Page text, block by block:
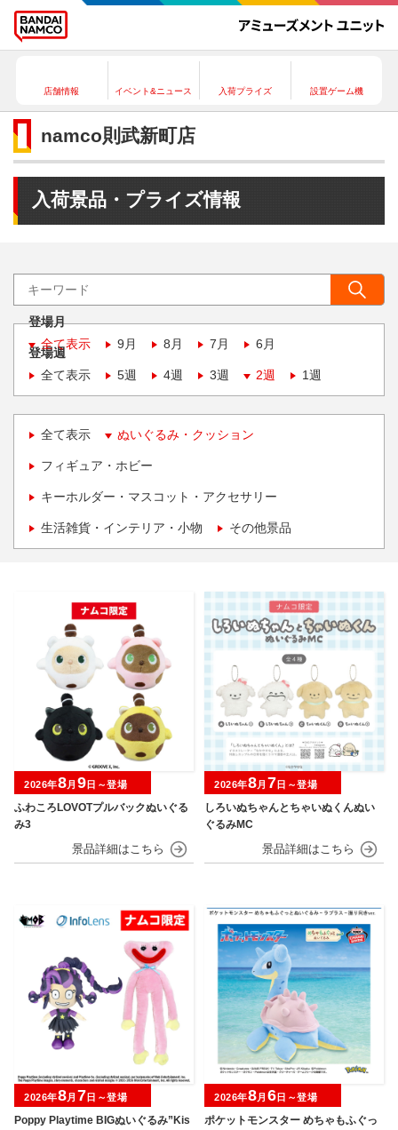
店舗情報 イベント&ニュース 入荷プライズ 設置ゲーム機
namco則武新町店
入荷景品・プライズ情報
登場月
全て表示
9月 8月 7月 6月
登場週
全て表示
5週 4週 3週 2週 1週
全て表示 ぬいぐるみ・クッション
フィギュア・ホビー
キーホルダー・マスコット・アクセサリー
生活雑貨・インテリア・小物 その他景品
ふわころLOVOTプルバックぬいぐる
み3
2026年8月 9日～登場
しろいぬちゃんとちゃいぬくんぬい
ぐるみMC
2026年8月 7日～登場
Poppy Playtime BIGぬいぐるみ”Kis
2026年8月 7日～登場
ポケットモンスター めちゃもふぐっ
2026年8月 6日～登場